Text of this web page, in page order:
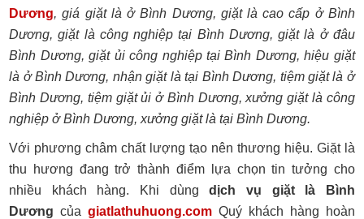
Dương, giá giặt là ở Bình Dương, giặt là cao cấp ở Bình
Dương, giặt là công nghiệp tại Bình Dương, giặt là ở đâu
Bình Dương, giặt ủi công nghiệp tại Bình Dương, hiệu giặt
là ở Bình Dương, nhận giặt là tại Bình Dương, tiệm giặt là ở
Bình Dương, tiệm giặt ủi ở Bình Dương, xưởng giặt là công
nghiệp ở Bình Dương, xưởng giặt là tại Bình Dương.
Với phương châm chất lượng tạo nên thương hiệu. Giặt là
thu hương đang trở thành điểm lựa chọn tin tưởng cho
nhiều khách hàng. Khi dùngdịch vụ giặt là Bình
Dương củagiatlathuhuong.com Quý khách hàng hoàn